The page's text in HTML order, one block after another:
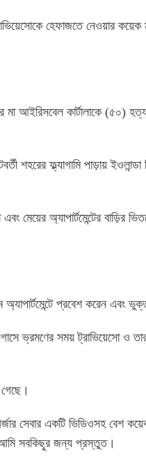
হেফাজতে নেওয়ার
আইরিসবেল কার্টালাকে (৫০)
শহরের ফ্ল্যাগামি পাড়ায়
মেয়ের অ্যাপার্টমেন্টের বাড়ির
প্রবেশ করেন এবং
ভ্রমণের সময় ট্রাভিয়েসো ও
সেবার একটি ভিডিওসহ বেশ
আমি সবকিছুর জন্য প্রস্তুত।